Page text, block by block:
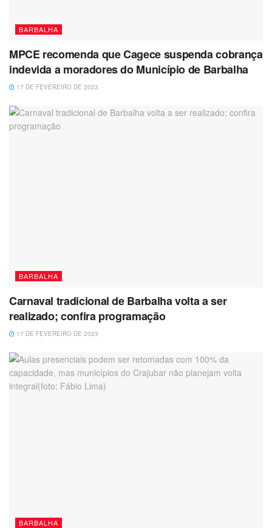
BARBALHA
MPCE recomenda que Cagece suspenda cobrança
indevida a moradores do Município de Barbalha
17 DE FEVEREIRO DE 2023
BARBALHA
Carnaval tradicional de Barbalha volta a ser
realizado; confira programação
17 DE FEVEREIRO DE 2023
BARBALHA